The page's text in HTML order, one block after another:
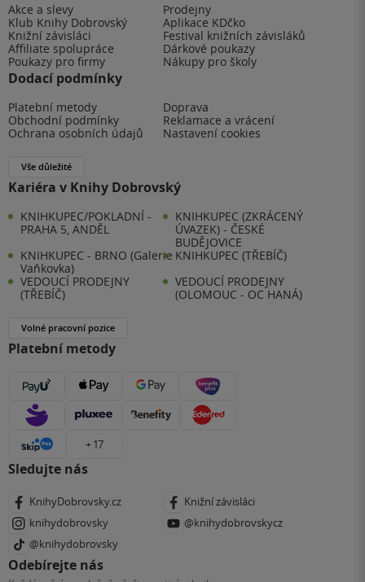
Akce a slevy
Prodejny
Klub Knihy Dobrovský
Aplikace KDčko
Knižní závisláci
Festival knižních závisláků
Affiliate spolupráce
Dárkové poukazy
Poukazy pro firmy
Nákupy pro školy
Dodací podmínky
Platební metody
Doprava
Obchodní podmínky
Reklamace a vrácení
Ochrana osobních údajů
Nastavení cookies
Vše důležité
Kariéra v Knihy Dobrovský
KNIHKUPEC/POKLADNÍ -
PRAHA 5, ANDĚL
KNIHKUPEC (ZKRÁCENÝ
ÚVAZEK) - ČESKÉ
BUDĚJOVICE
KNIHKUPEC - BRNO (Galerie
Vaňkovka)
KNIHKUPEC (TŘEBÍČ)
VEDOUCÍ PRODEJNY
(TŘEBÍČ)
VEDOUCÍ PRODEJNY
(OLOMOUC - OC HANÁ)
Volné pracovní pozice
Platební metody
+ 17
Sledujte nás
KnihyDobrovsky.cz
Knižní závisláci
knihydobrovsky
@knihydobrovskycz
@knihydobrovsky
Odebírejte nás